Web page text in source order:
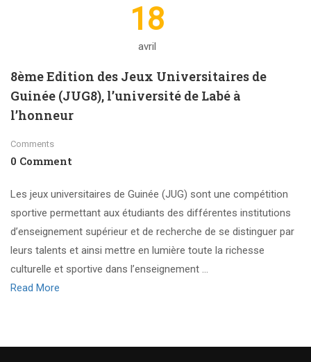
18
avril
8ème Edition des Jeux Universitaires de
Guinée (JUG8), l’université de Labé à
l’honneur
Comments
0 Comment
Les jeux universitaires de Guinée (JUG) sont une compétition
sportive permettant aux étudiants des différentes institutions
d’enseignement supérieur et de recherche de se distinguer par
leurs talents et ainsi mettre en lumière toute la richesse
culturelle et sportive dans l’enseignement …
Read More